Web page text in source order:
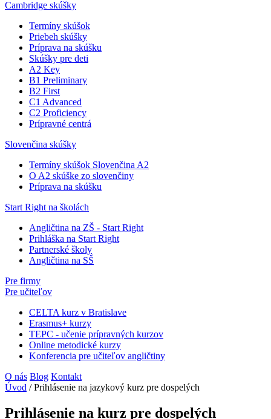
Cambridge skúšky
Termíny skúšok
Priebeh skúšky
Príprava na skúšku
Skúšky pre deti
A2 Key
B1 Preliminary
B2 First
C1 Advanced
C2 Proficiency
Prípravné centrá
Slovenčina skúšky
Termíny skúšok Slovenčina A2
O A2 skúške zo slovenčiny
Príprava na skúšku
Start Right na školách
Angličtina na ZŠ - Start Right
Prihláška na Start Right
Partnerské školy
Angličtina na SŠ
Pre firmy
Pre učiteľov
CELTA kurz v Bratislave
Erasmus+ kurzy
TEPC - učenie prípravných kurzov
Online metodické kurzy
Konferencia pre učiteľov angličtiny
O nás Blog Kontakt
Úvod /Prihlásenie na jazykový kurz pre dospelých
Prihlásenie na kurz pre dospelých